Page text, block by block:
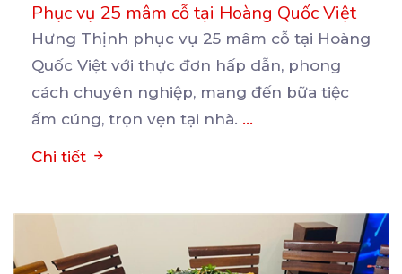
Phục vụ 25 mâm cỗ tại Hoàng Quốc Việt
Hưng Thịnh phục vụ 25 mâm cỗ tại Hoàng
Quốc Việt với thực đơn hấp dẫn, phong
cách chuyên nghiệp, mang đến bữa tiệc
ấm cúng, trọn vẹn tại nhà. ...
Chi tiết